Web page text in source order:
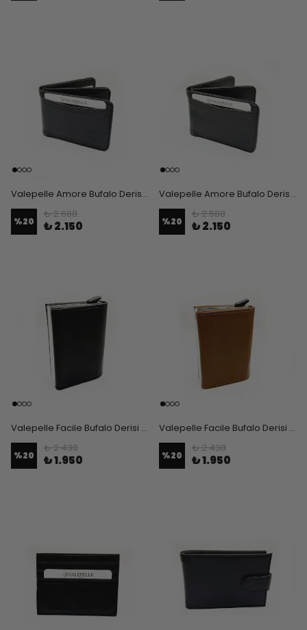
Valepelle Amore Bufalo Derisi Mıknatıslı Erkek Cüzdan - Siyah
%20
₺ 2.688
₺ 2.150
Valepelle Amore Bufalo Derisi Mıknatıslı Erkek Cüzdan - Kahverengi
%20
₺ 2.688
₺ 2.150
Valepelle Facile Bufalo Derisi Mekanizmalı Erkek Kartlık Cüzdan - Siyah
%20
₺ 2.438
₺ 1.950
Valepelle Facile Bufalo Derisi Mekanizmalı Erkek Kartlık Cüzdan - Taba
%20
₺ 2.438
₺ 1.950